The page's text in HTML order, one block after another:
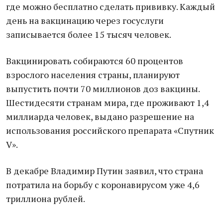
где можно бесплатно сделать прививку. Каждый
день на вакцинацию через госуслуги
записывается более 15 тысяч человек.
Вакцинировать собираются 60 процентов
взрослого населения страны, планируют
выпустить почти 70 миллионов доз вакцины.
Шестидесяти странам мира, где проживают 1,4
миллиарда человек, выдано разрешение на
использования российского препарата «Спутник
V».
В декабре Владимир Путин заявил, что страна
потратила на борьбу с коронавирусом уже 4,6
триллиона рублей.